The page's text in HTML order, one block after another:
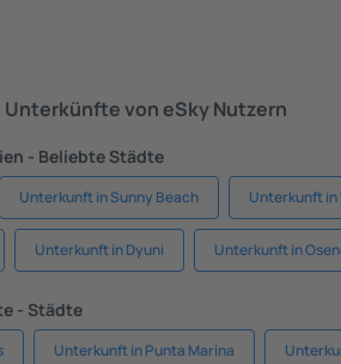
von eSky Nutzern
- Beliebte Städte
Unterkunft in Sunny Beach Unterkunft in
Unterkunft in Dyuni Unterkunft in
- Städte
Unterkunft in Punta Marina